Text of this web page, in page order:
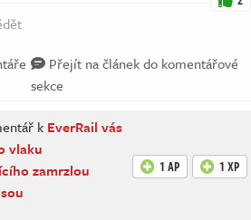
Přejít na článek do komentářové
sekce
k EverRail vás
vlaku
zamrzlou
1 AP 1 XP